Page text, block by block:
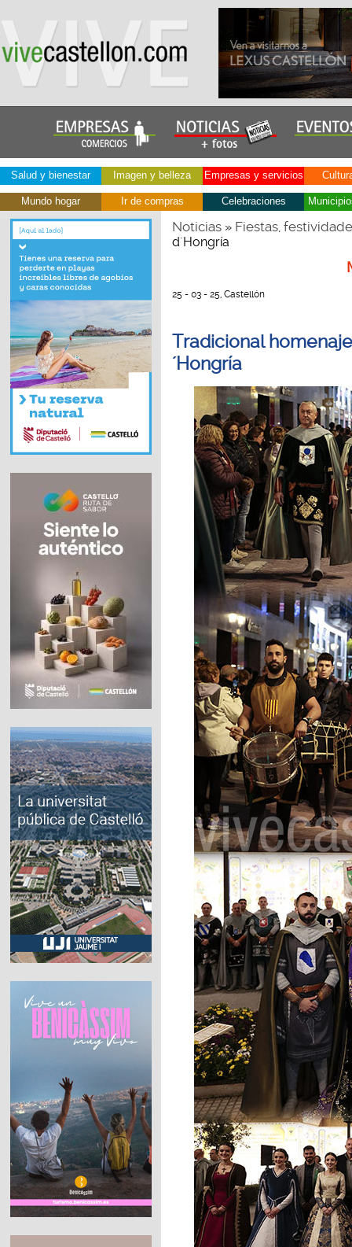
Salud y bienestar Imagen y belleza Empresas y servicios
Mundo hogar Ir de compras Celebraciones
Noticias» Fiestas,
d´Hongría
25 - 03 - 25, Castellón
Tradicional
´Hongría